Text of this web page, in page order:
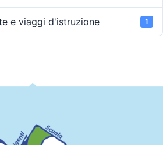
e viaggi d'istruzione 1